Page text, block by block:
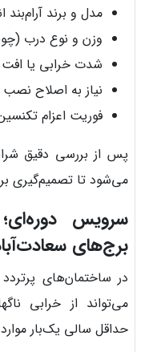
مدل و برند
وزن و نوع درب
شدت خرابی یا افت
نیاز به اصلاح نصب
فوریت اعزام
پس از بررسی دقیق
می‌شود تا تصمیم‌گیری
سرویس
برج‌های
در ساختمان‌های
می‌تواند از خرابی
حداقل سالی یک‌بار